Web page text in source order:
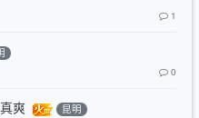
1
0
爽 昆明